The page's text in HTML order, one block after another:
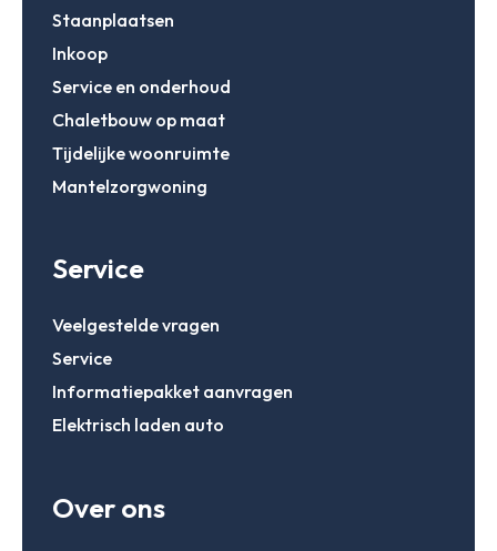
Staanplaatsen
Inkoop
Service en onderhoud
Chaletbouw op maat
Tijdelijke woonruimte
Mantelzorgwoning
Service
Veelgestelde vragen
Service
Informatiepakket aanvragen
Elektrisch laden auto
Over ons
Email
Wachtwoord
Inloggen